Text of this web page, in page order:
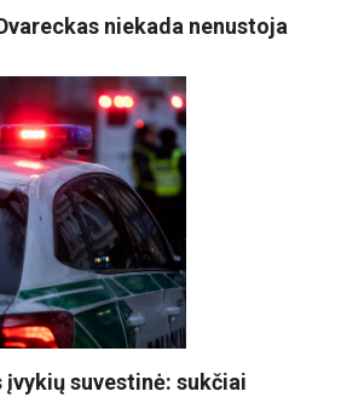
niekada nenustoja
suvestinė: sukčiai